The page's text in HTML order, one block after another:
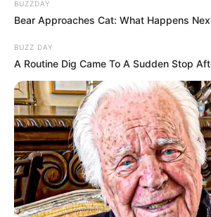
BUZZDAY
Bear Approaches Cat: What Happens
BUZZ DAY
A Routine Dig Came To A Sudden Stop